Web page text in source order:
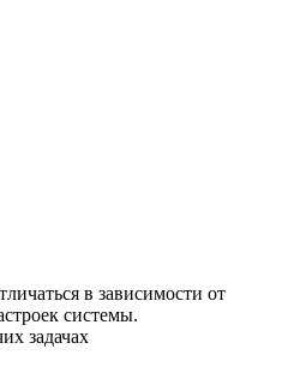
в зависимости от
системы.
задачах